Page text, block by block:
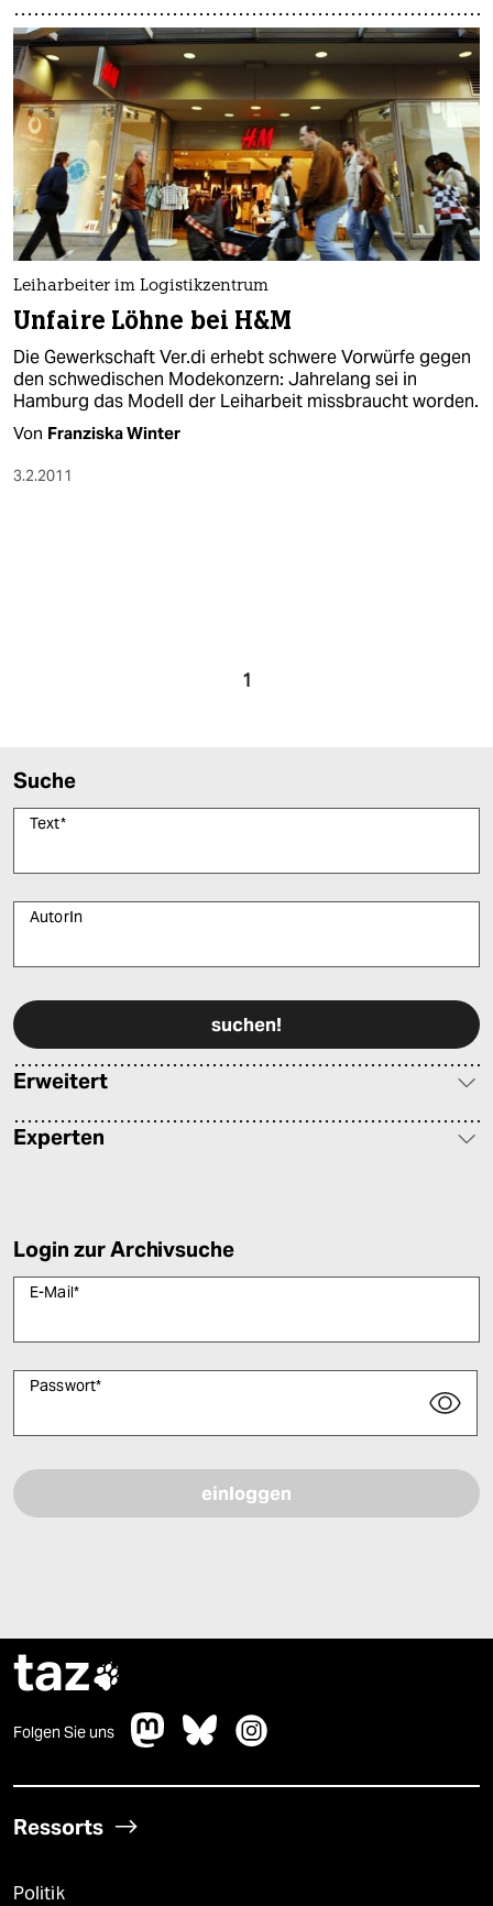
Leiharbeiter im Logistikzentrum
Unfaire Löhne bei H&M
Die Gewerkschaft Ver.di erhebt schwere Vorwürfe gegen
den schwedischen Modekonzern: Jahrelang sei in
Hamburg das Modell der Leiharbeit missbraucht worden.
Von Franziska Winter
3.2.2011
1
Suche
Text*
AutorIn
Erweitert
Experten
Login zur Archivsuche
E-Mail*
Passwort*
taz
Folgen Sie uns
Ressorts
Politik